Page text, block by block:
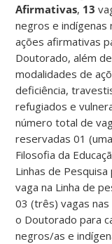
Afirmativas, 13
negros e indígenas
ações afirmativas
Doutorado, além
modalidades de
deficiência,
refugiados e
número total de
reservadas 01
Filosofia da
Linhas de
vaga na Linha de
03 (três) vagas nas
o Doutorado para
negros/as e